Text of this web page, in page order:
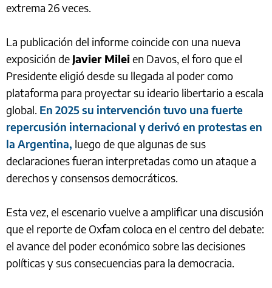
extrema 26 veces.
La publicación del informe coincide con una nueva
exposición de Javier Mileien Davos, el foro que el
Presidente eligió desde su llegada al poder como
plataforma para proyectar su ideario libertario a escala
global. En 2025 su intervención tuvo una fuerte
repercusión internacional y derivó en protestas en
la Argentina, luego de que algunas de sus
declaraciones fueran interpretadas como un ataque a
derechos y consensos democráticos.
Esta vez, el escenario vuelve a amplificar una discusión
que el reporte de Oxfam coloca en el centro del debate:
el avance del poder económico sobre las decisiones
políticas y sus consecuencias para la democracia.